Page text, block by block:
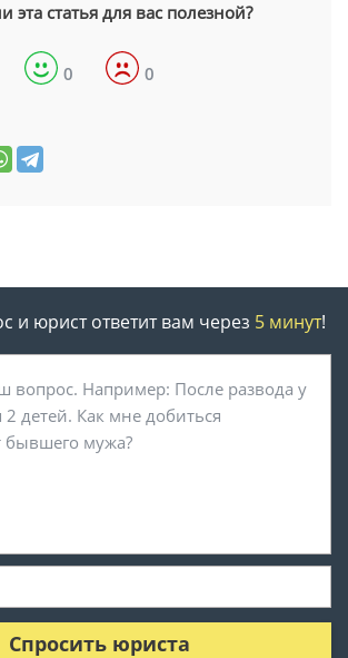
эта статья для вас полезной?
0 0
и юрист ответит вам через 5 минут!
Спросить юриста